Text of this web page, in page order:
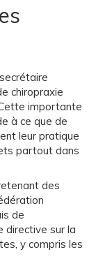
chiropraxie
importante
à ce que de
leur pratique
partout dans
des
de
directive sur la
y compris les